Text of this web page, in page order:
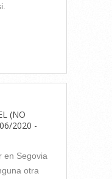
(NO
2020 -
en Segovia
otra